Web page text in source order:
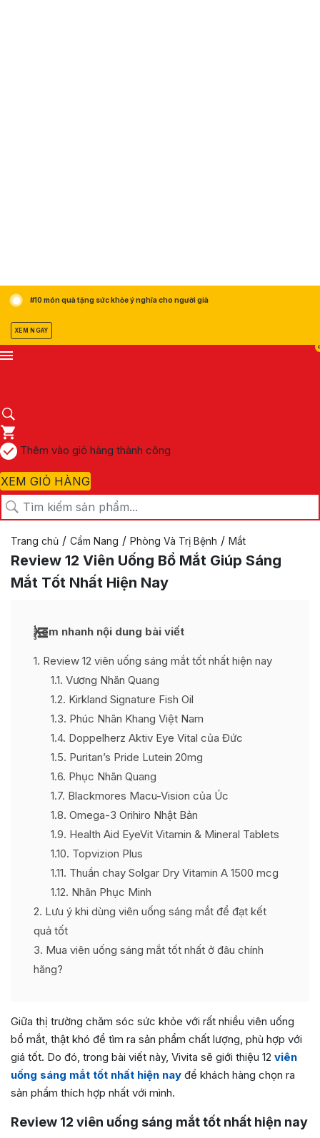
#10 món quà tặng sức khỏe ý nghĩa cho người già
XEM NGAY
0
Thêm vào giỏ hàng thành công
XEM GIỎ HÀNG
Trang chủ / Cẩm Nang / Phòng Và Trị Bệnh / Mắt
Review 12 Viên Uống Bổ Mắt Giúp Sáng
Mắt Tốt Nhất Hiện Nay
Xem nhanh nội dung bài viết
1 Review 12 viên uống sáng mắt tốt nhất hiện nay
1.1 Vương Nhãn Quang
1.2 Kirkland Signature Fish Oil
1.3 Phúc Nhãn Khang Việt Nam
1.4 Doppelherz Aktiv Eye Vital của Đức
1.5 Puritan’s Pride Lutein 20mg
1.6 Phục Nhãn Quang
1.7 Blackmores Macu-Vision của Úc
1.8 Omega-3 Orihiro Nhật Bản
1.9 Health Aid EyeVit Vitamin & Mineral Tablets
1.10 Topvizion Plus
1.11 Thuần chay Solgar Dry Vitamin A 1500 mcg
1.12 Nhãn Phục Minh
2 Lưu ý khi dùng viên uống sáng mắt để đạt kết
quả tốt
3 Mua viên uống sáng mắt tốt nhất ở đâu chính
hãng?
Giữa thị trường chăm sóc sức khỏe với rất nhiều viên uống
bổ mắt, thật khó để tìm ra sản phẩm chất lượng, phù hợp với
giá tốt. Do đó, trong bài viết này, Vivita sẽ giới thiệu 12 viên
uống sáng mắt tốt nhất hiện nay để khách hàng chọn ra
sản phẩm thích hợp nhất với mình.
Review 12 viên uống sáng mắt tốt nhất hiện nay